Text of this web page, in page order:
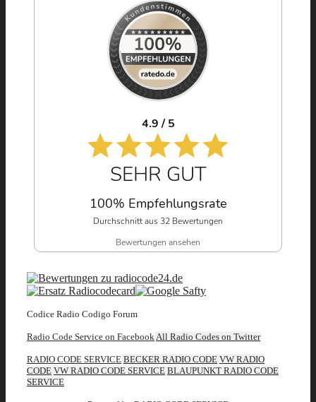
4.9 / 5
SEHR GUT
100% Empfehlungsrate
Durchschnitt aus 32 Bewertungen
Bewertungen ansehen
Codice Radio Codigo Forum
Radio Code Service on FacebookAll Radio Codes on Twitter
RADIO CODE SERVICE BECKER RADIO CODE VW RADIO
CODE VW RADIO CODE SERVICE BLAUPUNKT RADIO CODE
SERVICE